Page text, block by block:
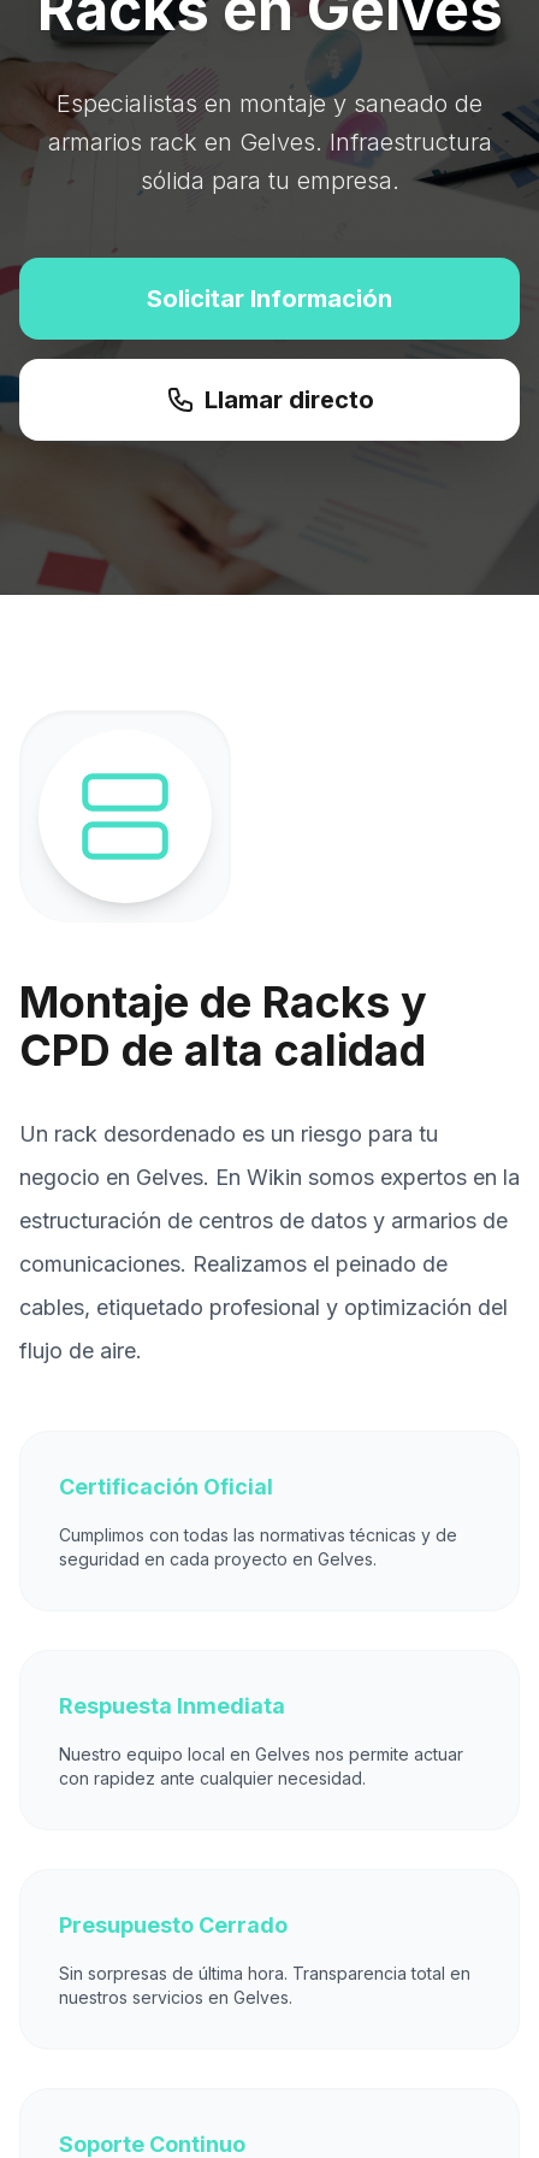
Especialistas en montaje y saneado de
armarios rack en Gelves. Infraestructura
sólida para tu empresa.
Solicitar Información
Llamar directo
Montaje de Racks y
CPD de alta calidad
Un rack desordenado es un riesgo para tu
negocio en Gelves. En Wikin somos expertos en la
estructuración de centros de datos y armarios de
comunicaciones. Realizamos el peinado de
cables, etiquetado profesional y optimización del
flujo de aire.
Certificación Oficial
Cumplimos con todas las normativas técnicas y de
seguridad en cada proyecto en Gelves.
Respuesta Inmediata
Nuestro equipo local en Gelves nos permite actuar
con rapidez ante cualquier necesidad.
Presupuesto Cerrado
Sin sorpresas de última hora. Transparencia total en
nuestros servicios en Gelves.
Soporte Continuo